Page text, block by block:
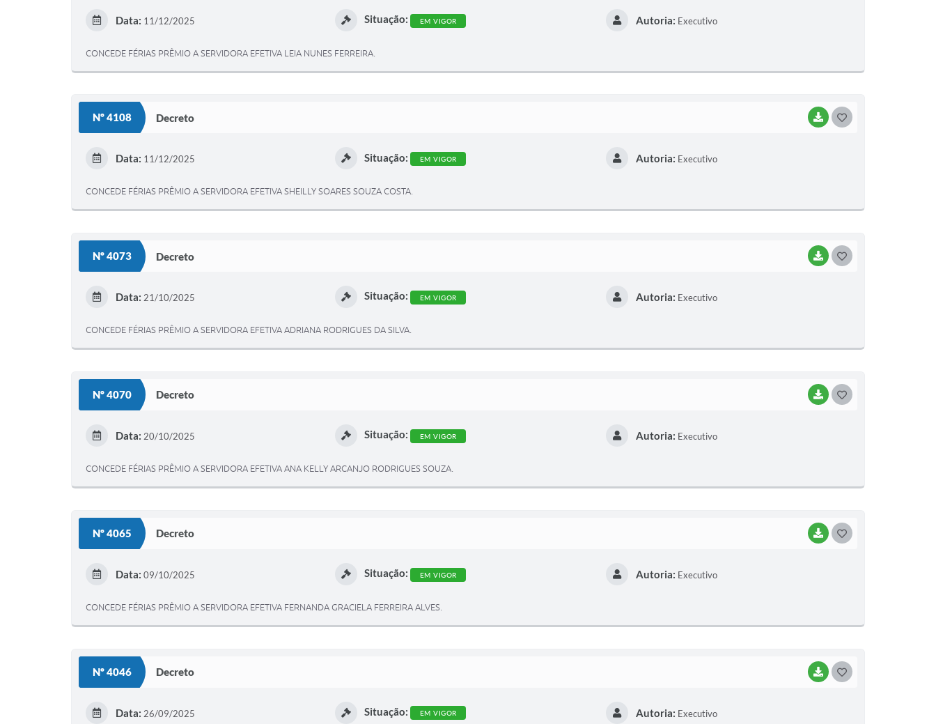
Data: 11/12/2025 Situação: EM VIGOR Autoria: Executivo
CONCEDE FÉRIAS PRÊMIO A SERVIDORA EFETIVA LEIA NUNES FERREIRA.
Nº 4108 Decreto BAIXAR
Data: 11/12/2025 Situação: EM VIGOR Autoria: Executivo
CONCEDE FÉRIAS PRÊMIO A SERVIDORA EFETIVA SHEILLY SOARES SOUZA COSTA.
Nº 4073 Decreto BAIXAR
Data: 21/10/2025 Situação: EM VIGOR Autoria: Executivo
CONCEDE FÉRIAS PRÊMIO A SERVIDORA EFETIVA ADRIANA RODRIGUES DA SILVA.
Nº 4070 Decreto BAIXAR
Data: 20/10/2025 Situação: EM VIGOR Autoria: Executivo
CONCEDE FÉRIAS PRÊMIO A SERVIDORA EFETIVA ANA KELLY ARCANJO RODRIGUES SOUZA.
Nº 4065 Decreto BAIXAR
Data: 09/10/2025 Situação: EM VIGOR Autoria: Executivo
CONCEDE FÉRIAS PRÊMIO A SERVIDORA EFETIVA FERNANDA GRACIELA FERREIRA ALVES.
Nº 4046 Decreto BAIXAR
Data: 26/09/2025 Situação: EM VIGOR Autoria: Executivo